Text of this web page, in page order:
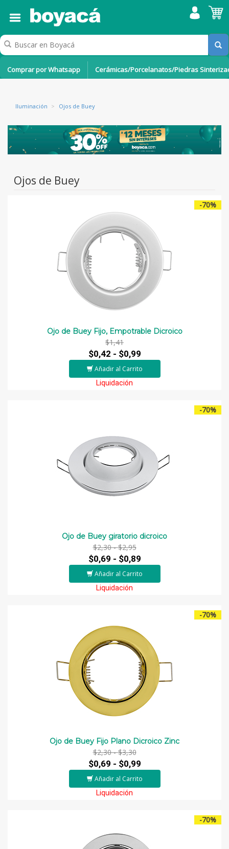
Comprar por Whatsapp Cerámicas/Porcelanatos/Piedras
Iluminación > Ojos de Buey
Ojos de Buey
-70%
Ojo de Buey Fijo, Empotrable Dicroico
$1,41
$0,42 - $0,99
Añadir al Carrito
Liquidación
-70%
Ojo de Buey giratorio dicroico
$2,30 -$2,95
$0,69 - $0,89
Añadir al Carrito
Liquidación
-70%
Ojo de Buey Fijo Plano Dicroico Zinc
$2,30 -$3,30
$0,69 - $0,99
Añadir al Carrito
Liquidación
-70%